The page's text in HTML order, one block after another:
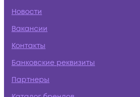
Новости
Вакансии
Контакты
Банковские реквизиты
Партнеры